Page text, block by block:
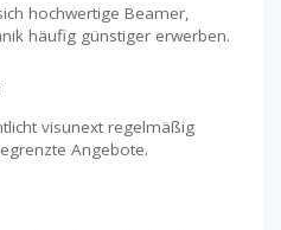
hochwertige Beamer,
häufig günstiger erwerben.
visunext regelmäßig
Angebote.